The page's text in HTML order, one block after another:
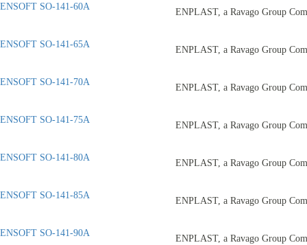
ENSOFT SO-141-60A
ENPLAST, a Ravago Group
ENSOFT SO-141-65A
ENPLAST, a Ravago Group
ENSOFT SO-141-70A
ENPLAST, a Ravago Group
ENSOFT SO-141-75A
ENPLAST, a Ravago Group
ENSOFT SO-141-80A
ENPLAST, a Ravago Group
ENSOFT SO-141-85A
ENPLAST, a Ravago Group
ENSOFT SO-141-90A
ENPLAST, a Ravago Group